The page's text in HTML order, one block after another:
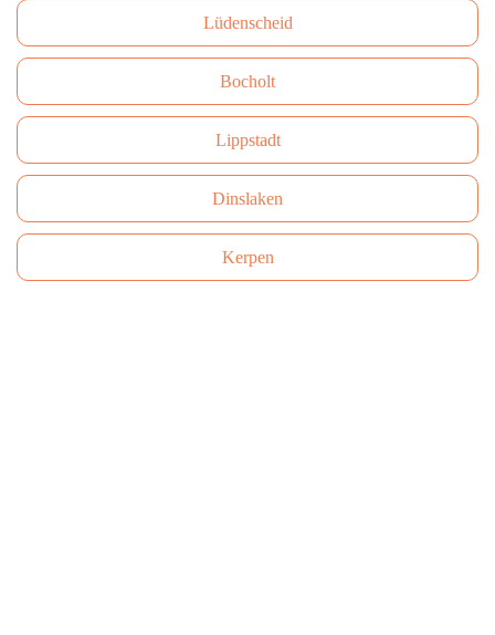
Lüdenscheid
Bocholt
Lippstadt
Dinslaken
Kerpen